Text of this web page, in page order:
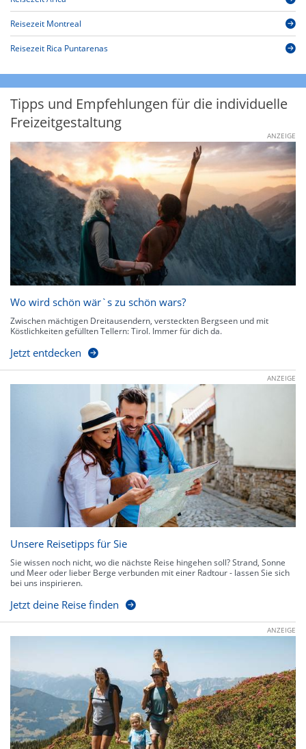
Reisezeit Montreal
Reisezeit Rica Puntarenas
Tipps und Empfehlungen für die individuelle
Freizeitgestaltung
ANZEIGE
Wo wird schön wär`s zu schön wars?
Zwischen mächtigen Dreitausendern, versteckten Bergseen und mit
Köstlichkeiten gefüllten Tellern: Tirol. Immer für dich da.
Jetzt entdecken
ANZEIGE
Unsere Reisetipps für Sie
Sie wissen noch nicht, wo die nächste Reise hingehen soll? Strand, Sonne
und Meer oder lieber Berge verbunden mit einer Radtour - lassen Sie sich
bei uns inspirieren.
Jetzt deine Reise finden
ANZEIGE